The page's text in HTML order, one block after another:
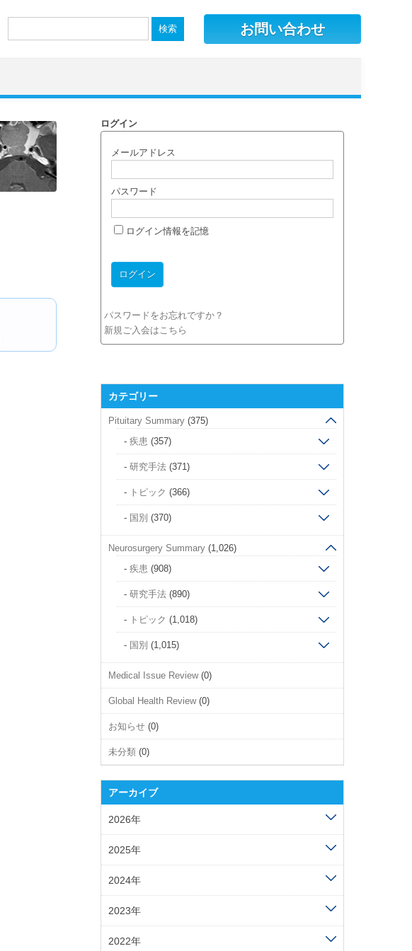
検
お問い合わせ
ログイン
メールアドレス
パスワード
ログイン情報を記憶
パスワードをお忘れですか？
新規ご入会はこちら
カテゴリー
Pituitary Summary(375)
疾患 (357)
研究手法(371)
トピック (366)
国別 (370)
Neurosurgery Summary(1,026)
疾患 (908)
研究手法(890)
トピック (1,018)
国別 (1,015)
Medical Issue Review(0)
Global Health Review(0)
お知らせ(0)
未分類(0)
アーカイブ
2026年
2025年
2024年
2023年
2022年